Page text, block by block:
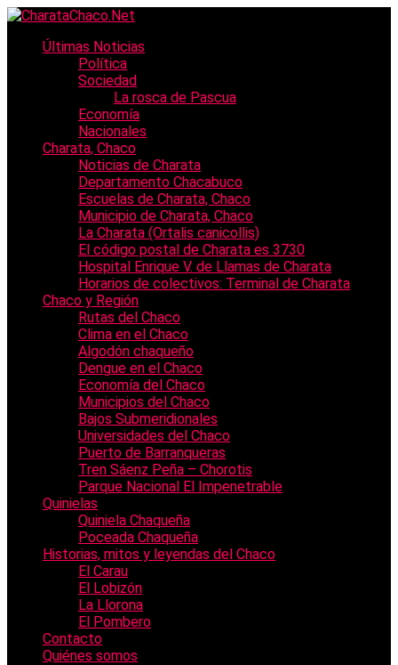
Últimas Noticias
Política
Sociedad
La rosca de Pascua
Economía
Nacionales
Charata, Chaco
Noticias de Charata
Departamento Chacabuco
Escuelas de Charata, Chaco
Municipio de Charata, Chaco
La Charata (Ortalis canicollis)
El código postal de Charata es 3730
Hospital Enrique V. de Llamas de Charata
Horarios de colectivos: Terminal de Charata
Chaco y Región
Rutas del Chaco
Clima en el Chaco
Algodón chaqueño
Dengue en el Chaco
Economía del Chaco
Municipios del Chaco
Bajos Submeridionales
Universidades del Chaco
Puerto de Barranqueras
Tren Sáenz Peña – Chorotis
Parque Nacional El Impenetrable
Quinielas
Quiniela Chaqueña
Poceada Chaqueña
Historias, mitos y leyendas del Chaco
El Carau
El Lobizón
La Llorona
El Pombero
Contacto
Quiénes somos